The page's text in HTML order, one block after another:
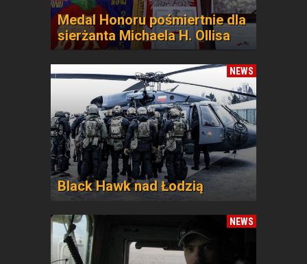
Medal Honoru pośmiertnie dla
sierżanta Michaela H. Ollisa
NEWS
Black Hawk nad Łodzią
NEWS